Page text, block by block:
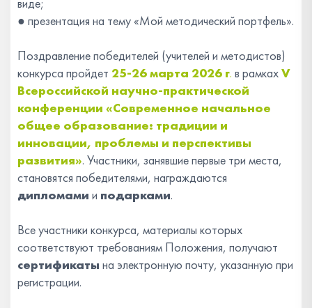
● презентация на тему «Мой методический портфель».
Поздравление победителей (учителей и методистов)
конкурса пройдет 25-26 марта 2026 г. в рамкахV
Всероссийской научно-практической
конференции «Современное начальное
общее образование: традиции и
инновации, проблемы и перспективы
развития». Участники, занявшие первые три места,
становятся победителями, награждаются
дипломами и подарками.
Все участники конкурса, материалы которых
соответствуют требованиям Положения, получают
сертификаты на электронную почту, указанную при
регистрации.